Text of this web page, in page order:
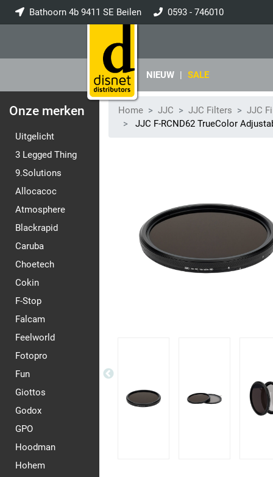
Bathoorn 4b 9411 SE Beilen 0593 - 746010
NIEUW | SALE
Onze merken
Uitgelicht
3 Legged Thing
9.Solutions
Allocacoc
Atmosphere
Blackrapid
Caruba
Choetech
Cokin
F-Stop
Falcam
Feelworld
Fotopro
Fun
Giottos
Godox
GPO
Hoodman
Hohem
Home JJC JJC Filters
JJC
JJC F-RCND62 TrueColor